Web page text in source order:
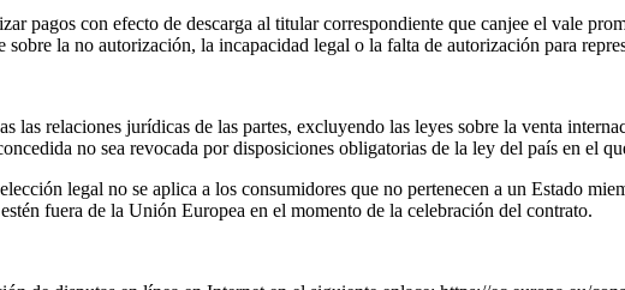
pagos con efecto de descarga al titular correspondiente que canjee el vale
la no autorización, la incapacidad legal o la falta de autorización para
las relaciones jurídicas de las partes, excluyendo las leyes sobre la venta
no sea revocada por disposiciones obligatorias de la ley del país en el
legal no se aplica a los consumidores que no pertenecen a un Estado
fuera de la Unión Europea en el momento de la celebración del contrato.